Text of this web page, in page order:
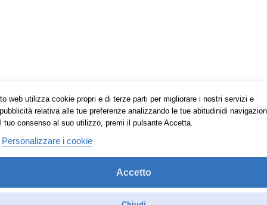
web utilizza cookie propri e di terze parti per migliorare i nostri servizi e
relativa alle tue preferenze analizzando le tue abitudinidi
tuo consenso al suo utilizzo, premi il pulsante Accetta.
Personalizzare i cookie
Accetto